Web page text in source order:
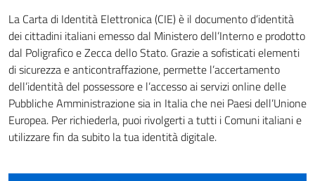
La Carta di Identità Elettronica (CIE) è il documento d’identità
dei cittadini italiani emesso dal Ministero dell’Interno e prodotto
dal Poligrafico e Zecca dello Stato. Grazie a sofisticati elementi
di sicurezza e anticontraffazione, permette l’accertamento
dell’identità del possessore e l’accesso ai servizi online delle
Pubbliche Amministrazione sia in Italia che nei Paesi dell’Unione
Europea. Per richiederla, puoi rivolgerti a tutti i Comuni italiani e
utilizzare fin da subito la tua identità digitale.